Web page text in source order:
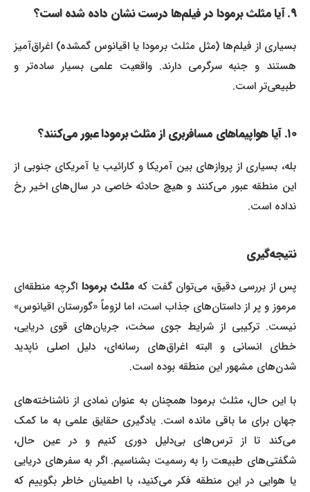
بسیاری از فیلم‌ها (مثل مثلث برمودا یا اقیانوس گمشده) اغراق‌آمیز
هستند و جنبه سرگرمی دارند. واقعیت علمی بسیار ساده‌تر و
طبیعی‌تر است.
بله، بسیاری از پروازهای بین آمریکا و کارائیب یا آمریکای جنوبی از
این منطقه عبور می‌کنند و هیچ حادثه خاصی در سال‌های اخیر رخ
نداده است.
نتیجه‌گیری
پس از بررسی دقیق، می‌توان گفت که مثلث برمودااگرچه منطقه‌ای
مرموز و پر از داستان‌های جذاب است، اما لزوماً «گورستان اقیانوس»
نیست. ترکیبی از شرایط جوی سخت، جریان‌های قوی دریایی،
خطای انسانی و البته اغراق‌های رسانه‌ای، دلیل اصلی ناپدید
شدن‌های مشهور این منطقه بوده است.
با این حال، مثلث برمودا همچنان به عنوان نمادی از ناشناخته‌های
جهان برای ما باقی مانده است. یادگیری حقایق علمی به ما کمک
می‌کند تا از ترس‌های بی‌دلیل دوری کنیم و در عین حال،
شگفتی‌های طبیعت را به رسمیت بشناسیم. اگر به سفرهای دریایی
یا هوایی در این منطقه فکر می‌کنید، با اطمینان خاطر بگوییم که